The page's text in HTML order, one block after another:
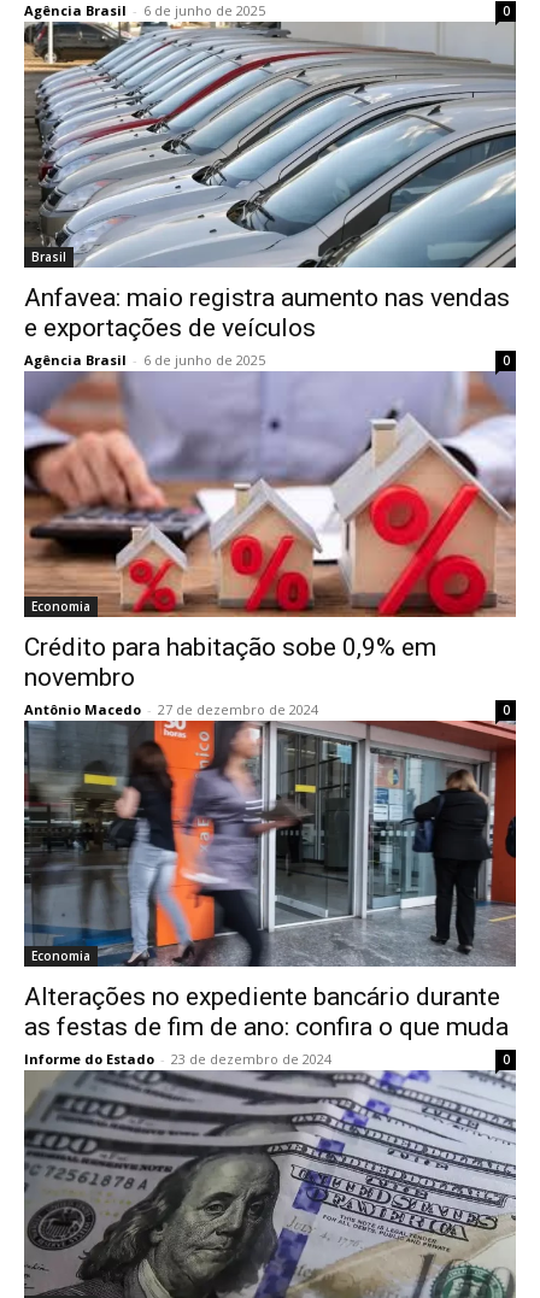
Agência Brasil - 6 de junho de 2025 0
Brasil
Anfavea: maio registra aumento nas vendas
e exportações de veículos
Agência Brasil - 6 de junho de 2025 0
Economia
Crédito para habitação sobe 0,9% em
novembro
Antônio Macedo - 27 de dezembro de 2024 0
Economia
Alterações no expediente bancário durante
as festas de fim de ano: confira o que muda
Informe do Estado - 23 de dezembro de 2024 0